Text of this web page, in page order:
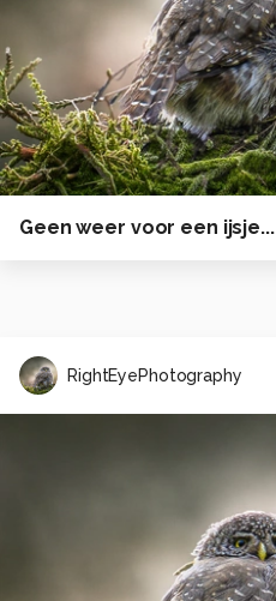
Geen weer voor een ijsje...
RightEyePhotography